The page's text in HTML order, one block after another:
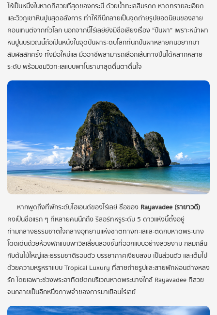
ให้เป็นหนึ่งในหาดที่สวยที่สุดของกระบี่ ด้วยน้ำทะเลสีมรกต หาดทรายละเอียด
และวิวภูเขาหินปูนสุดอลังการ ทำให้ที่นี่กลายเป็นจุดถ่ายรูปยอดนิยมของสาย
คอนเทนต์จากทั่วโลก นอกจากนี้ไร่เลย์ยังมีชื่อเสียงเรื่อง “ปีนผา” เพราะหน้าผา
หินปูนบริเวณนี้ถือเป็นหนึ่งในจุดปีนผาระดับโลกที่นักปีนผาหลายคนอยากมา
สัมผัสสักครั้ง ทั้งมือใหม่และมืออาชีพสามารถเลือกเส้นทางปีนได้หลากหลาย
ระดับ พร้อมชมวิวทะเลแบบพาโนรามาสุดตื่นตาตื่นใจ
หากพูดถึงที่พักระดับไฮเอนด์ของไร่เลย์ ชื่อของ Rayavadee (รายาวดี)
คงเป็นชื่อแรก ๆ ที่หลายคนนึกถึง รีสอร์ทหรูระดับ 5 ดาวแห่งนี้ตั้งอยู่
ท่ามกลางธรรมชาติใจกลางอุทยานแห่งชาติทางทะเลและติดกับหาดพระนาง
โดดเด่นด้วยห้องพักแบบพาวิลเลี่ยนสองชั้นที่ออกแบบอย่างสวยงาม กลมกลืน
กับต้นไม้ใหญ่และธรรมชาติรอบตัว บรรยากาศเงียบสงบ เป็นส่วนตัว และเต็มไป
ด้วยความหรูหราแบบ Tropical Luxury ที่สายถ่ายรูปและสายพักผ่อนต่างหลง
รัก โดยเฉพาะช่วงพระอาทิตย์ตกบริเวณหาดพระนางใกล้ Rayavadee ที่สวย
จนกลายเป็นอีกหนึ่งภาพจำของการมาเยือนไร่เลย์